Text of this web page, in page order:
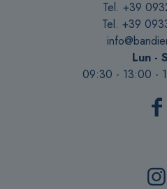
Tel. +39
Tel. +39
Lun -
09:30 - 13:00 -